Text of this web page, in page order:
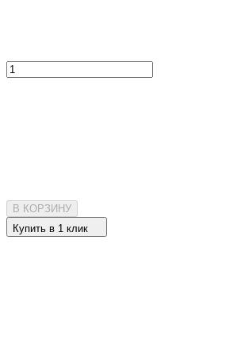
В КОРЗИНУ
Купить в 1 клик